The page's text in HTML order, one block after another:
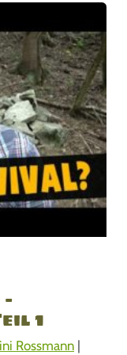
1
Rossmann |